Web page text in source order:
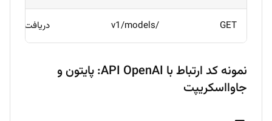
GET
/v1/models دریافت
نمونه کد ارتباط با API OpenAI: پایتون و
جاوااسکریپت